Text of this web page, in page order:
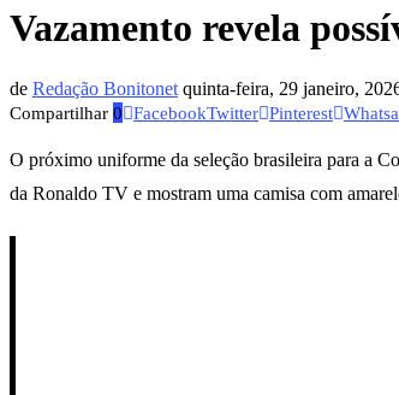
Vazamento revela
de Redação Bonitonet quinta-feira, 29 janeiro,
Compartilhar 0 FacebookTwitter Pinterest
O próximo uniforme da seleção brasileira para a
da Ronaldo TV e mostram uma camisa com